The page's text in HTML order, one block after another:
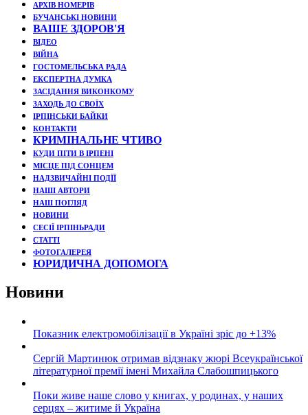
АРХІВ НОМЕРІВ
БУЧАНСЬКІ НОВИНИ
ВАШЕ ЗДОРОВ'Я
ВІДЕО
ВІЙНА
ГОСТОМЕЛЬСЬКА РАДА
ЕКСПЕРТНА ДУМКА
ЗАСІДАННЯ ВИКОНКОМУ
ЗАХОДЬ ДО СВОЇХ
ІРПІНСЬКИ БАЙКИ
КОНТАКТИ
КРИМІНАЛЬНЕ ЧТИВО
КУДИ ПІТИ В ІРПЕНІ
МІСЦЕ ПІД СОНЦЕМ
НАДЗВИЧАЙНІ ПОДЇЇ
НАШІ АВТОРИ
НАШ ПОГЛЯД
НОВИНИ
СЕСІЇ ІРПІНЬРАДИ
СТАТТІ
ФОТОГАЛЕРЕЯ
ЮРИДИЧНА ДОПОМОГА
Новини
Показник електромобілізації в Україні зріс до +13%
Сергій Мартинюк отримав відзнаку жюрі Всеукраїнської
літературної премії імені Михайла Слабошпицького
Поки живе наше слово у книгах, у родинах, у наших
серцях – житиме й Україна